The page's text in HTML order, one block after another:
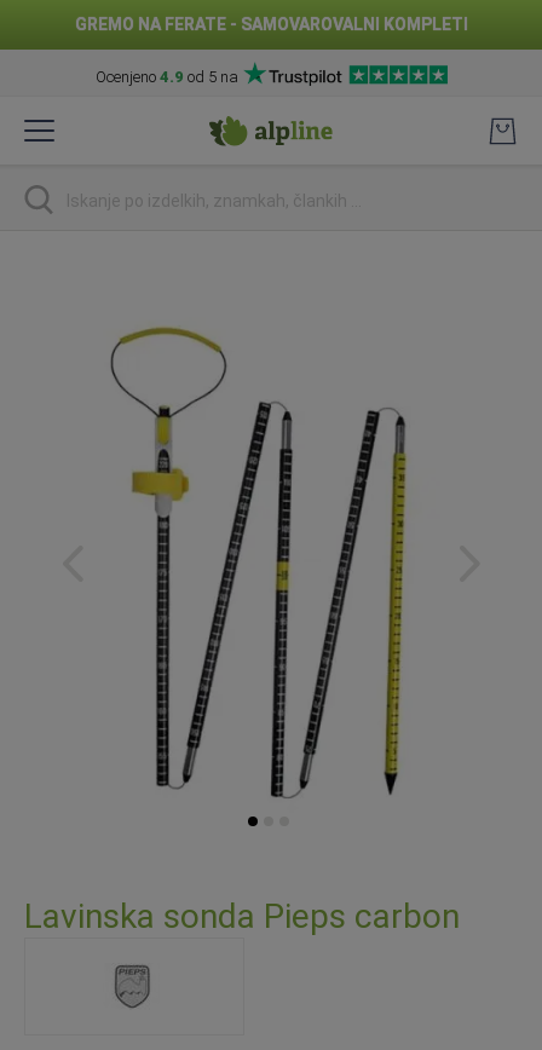
GREMO NA FERATE - SAMOVAROVALNI KOMPLETI
Ocenjeno 4.9 od 5 na
na
Iskanje
na
začetek
Lavinska sonda Pieps carbon